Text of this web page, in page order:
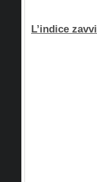
L’indice zavvi